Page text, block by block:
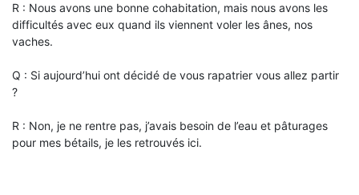
R : Nous avons une bonne cohabitation, mais nous avons les
difficultés avec eux quand ils viennent voler les ânes, nos
vaches.
Q : Si aujourd’hui ont décidé de vous rapatrier vous allez partir
?
R : Non, je ne rentre pas, j’avais besoin de l’eau et pâturages
pour mes bétails, je les retrouvés ici.